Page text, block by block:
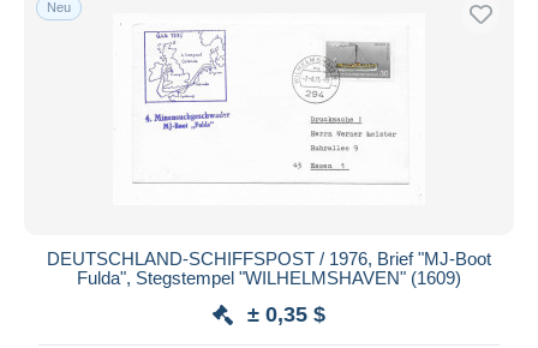
Kostenloser Versand
Zahlungsmethoden
PayPal
Banküberweisung
iDeal
Neu
DEUTSCHLAND-SCHIFFSPOST / 1976, Brief "MJ-Boot
Fulda", Stegstempel "WILHELMSHAVEN" (1609)
± 0,35 $